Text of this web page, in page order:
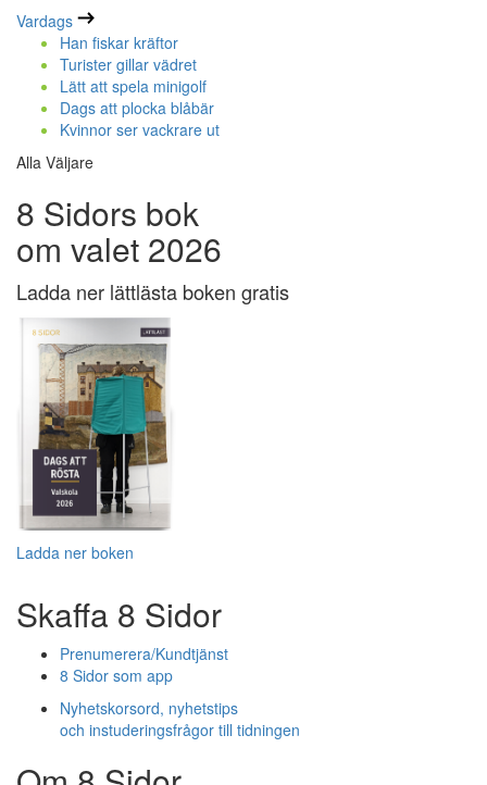
Vardags
Han fiskar kräftor
Turister gillar vädret
Lätt att spela minigolf
Dags att plocka blåbär
Kvinnor ser vackrare ut
Alla Väljare
8 Sidors bok
om valet 2026
Ladda ner lättlästa boken gratis
Ladda ner boken
Skaffa 8 Sidor
Prenumerera/Kundtjänst
8 Sidor som app
Nyhetskorsord, nyhetstips
och instuderingsfrågor till tidningen